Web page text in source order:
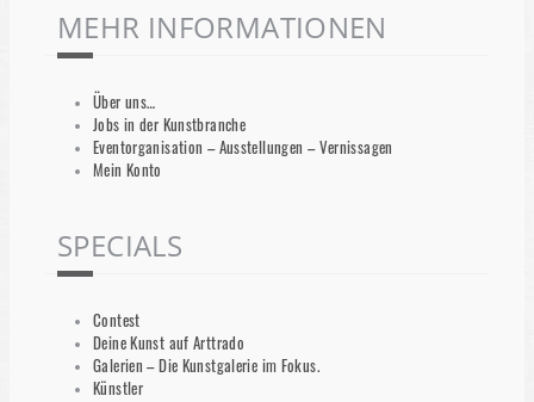
MEHR INFORMATIONEN
Über uns…
Jobs in der Kunstbranche
Eventorganisation – Ausstellungen – Vernissagen
Mein Konto
SPECIALS
Contest
Deine Kunst auf Arttrado
Galerien – Die Kunstgalerie im Fokus.
Künstler